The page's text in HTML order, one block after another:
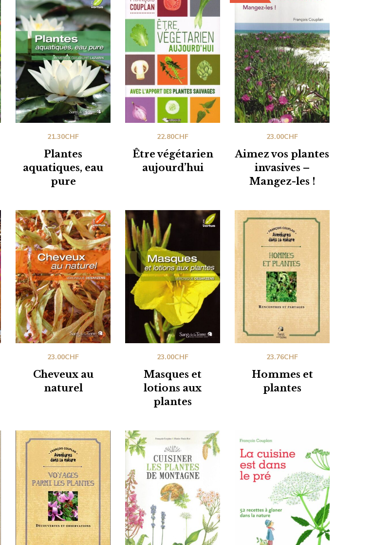
Plantes
aquatiques, eau
pure
21.30CHF
Être végétarien
aujourd’hui
22.80CHF
Aimez vos plantes
invasives –
Mangez-les !
23.00CHF
Cheveux au
naturel
23.00CHF
Masques et
lotions aux
plantes
23.00CHF
Hommes et
plantes
23.76CHF